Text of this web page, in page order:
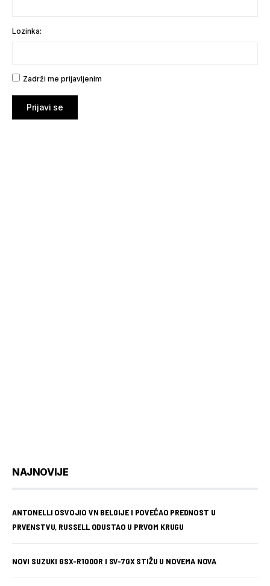
Lozinka:
Zadrži me prijavljenim
Prijavi se
NAJNOVIJE
ANTONELLI OSVOJIO VN BELGIJE I POVEĆAO PREDNOST U
PRVENSTVU, RUSSELL ODUSTAO U PRVOM KRUGU
NOVI SUZUKI GSX-R1000R I SV-7GX STIŽU U NOVEMA NOVA